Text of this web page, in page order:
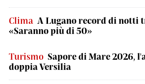
Clima A Lugano record di notti
«Saranno più di 50»
Turismo Sapore di Mare 2026,
doppia Versilia